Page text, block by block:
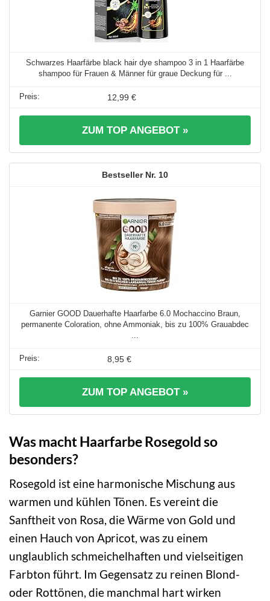
Schwarzes Haarfärbe black hair dye shampoo 3 in 1 Haarfärbe
shampoo für Frauen & Männer für graue Deckung für ...
12,99 €
ZUM TOP ANGEBOT »
10
Garnier GOOD Dauerhafte Haarfarbe 6.0 Mochaccino Braun,
permanente Coloration, ohne Ammoniak, bis zu 100% Grauabdec
8,95 €
ZUM TOP ANGEBOT »
Was macht Haarfarbe Rosegold so
besonders?
Rosegold ist eine harmonische Mischung aus
warmen und kühlen Tönen. Es vereint die
Sanftheit von Rosa, die Wärme von Gold und
einen Hauch von Apricot, was zu einem
unglaublich schmeichelhaften und vielseitigen
Farbton führt. Im Gegensatz zu reinen Blond-
oder Rottönen, die manchmal hart wirken